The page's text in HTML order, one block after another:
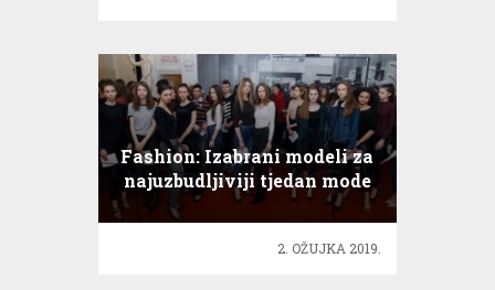
Fashion: Izabrani modeli za
najuzbudljiviji tjedan mode
2. OŽUJKA 2019.